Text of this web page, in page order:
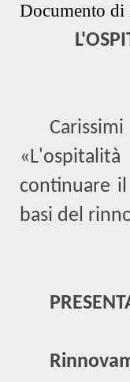
Documento di
continuare
basi del